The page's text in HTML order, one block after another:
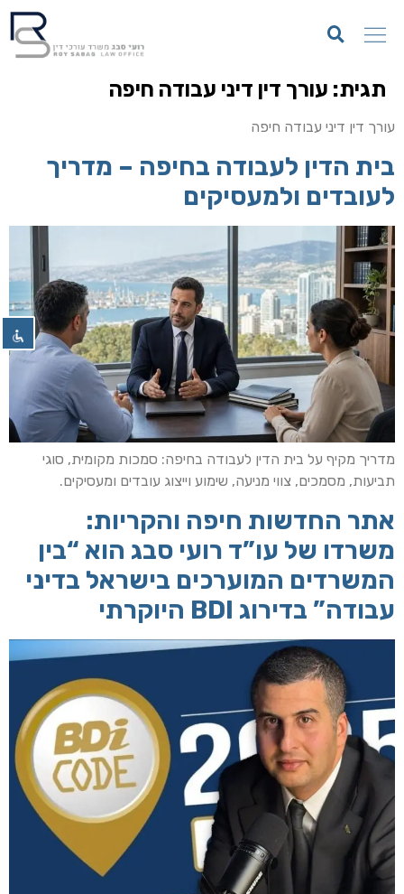
השבת את ההבזקים
title סמן כותרות
settings צבע רקע
zoom_out זום (הקטנה)
zoom_in זום (הגדלה)
remove_circle_outline הקטנת גופן
add_circle_outline הגדלת גופן
spellcheck גופן קריא
ניגודיות בהירה
brightness_low ניגודיות כהה
format_underlined הוסף קו תחתון לקישורים
font_download סמן קישורים
לאפס
כל
האפשרויות
cached
תגית: עורך דין דיני עבודה חיפה
עורך דין דיני עבודה חיפה
בית הדין לעבודה בחיפה – מדריך
לעובדים ולמעסיקים
מדריך מקיף על בית הדין לעבודה בחיפה: סמכות מקומית, סוגי
תביעות, מסמכים, צווי מניעה, שימוע וייצוג עובדים ומעסיקים.
אתר החדשות חיפה והקריות:
משרדו של עו”ד רועי סבג הוא “בין
המשרדים המוערכים בישראל בדיני
עבודה” בדירוג BDI היוקרתי